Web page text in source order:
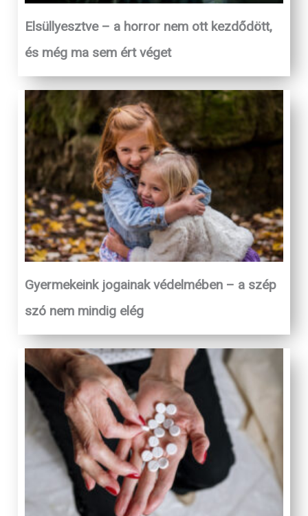
Elsüllyesztve – a horror nem ott kezdődött,
és még ma sem ért véget
Gyermekeink jogainak védelmében – a szép
szó nem mindig elég